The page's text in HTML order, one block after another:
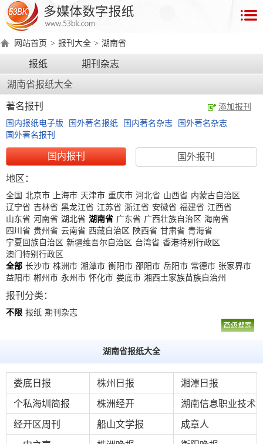
首
页
数
报
产
品
字
报
电
脑
版
字
报
手
机
版
线
演
示
产
品
介
绍
产
品
优
势
产
品
分
类
环
境
要
求
著
作
权
证
产
品
价
格
数
产
升
常
如
网站首页 > 报刊大全 > 湖南省
报纸 期刊杂志
湖南省报纸大全
著名报刊
添加报刊
国内报纸电子版
国外著名报纸 国内著名杂志
国外著名杂志
国外著名报刊
国内报刊 国外报刊
地区：
全国 北京市 上海市 天津市 重庆市 河北省 山西省 内蒙古自治区
辽宁省 吉林省 黑龙江省 江苏省 浙江省 安徽省 福建省 江西省
山东省 河南省 湖北省 湖南省 广东省 广西壮族自治区 海南省
四川省 贵州省 云南省 西藏自治区 陕西省 甘肃省 青海省
宁夏回族自治区 新疆维吾尔自治区 台湾省 香港特别行政区
澳门特别行政区
全部 长沙市 株洲市 湘潭市 衡阳市 邵阳市 岳阳市 常德市 张家界市
益阳市 郴州市 永州市 怀化市 娄底市 湘西土家族苗族自治州
报刊分类：
不限 报纸 期刊杂志
湖南省报纸大全
娄底日报 株州日报 湘潭日报
个私海圳简报 株洲经开 湖南信息职业技术
学院
经开区周刊 船山文学报 成章人